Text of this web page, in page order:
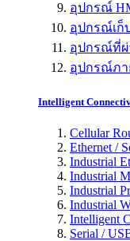
อุปกรณ์
อุปกรณ์เก็
อุปกรณ์ที่ผ่
อุปกรณ์ภา
Intelligent
Cellular
Ethernet /
Industrial
Industrial
Industrial
Industrial
Intelligent
Serial /